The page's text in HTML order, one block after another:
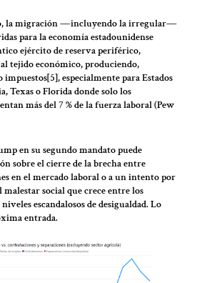
la migración ―incluyendo la irregular―
para la economía estadounidense
ejército de reserva periférico,
tejido económico, produciendo,
especialmente para Estados
Texas o Florida donde solo los
más del 7 % de la fuerza laboral (Pew
en su segundo mandato puede
sobre el cierre de la brecha entre
en el mercado laboral o a un intento por
social que crece entre los
escandalosos de desigualdad. Lo
entrada.